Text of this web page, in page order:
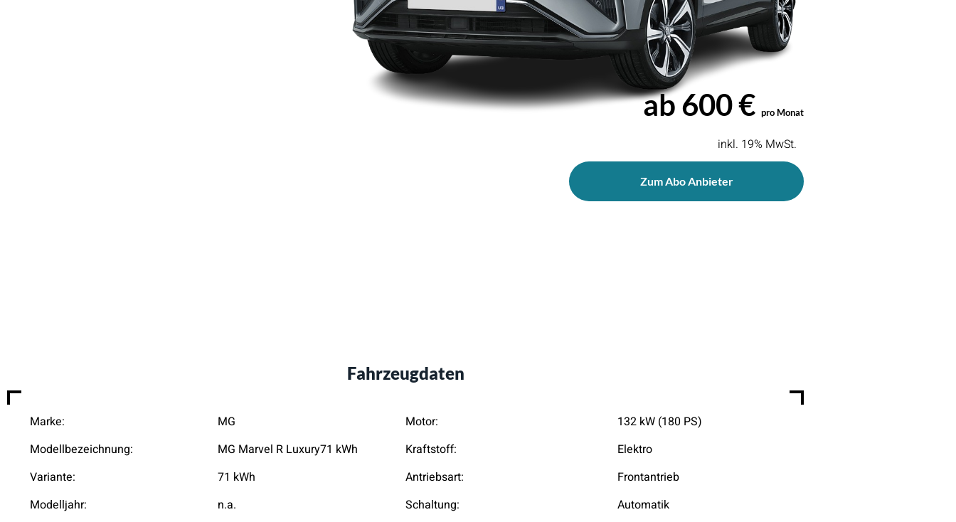
ab 600 € pro Monat
inkl. 19% MwSt.
Zum Abo Anbieter
Fahrzeugdaten
Marke:
Modellbezeichnung:
Variante:
Modelljahr:
MG
MG Marvel R Luxury71 kWh
71 kWh
n.a.
Motor:
Kraftstoff:
Antriebsart:
Schaltung:
132 kW (180 PS)
Elektro
Frontantrieb
Automatik